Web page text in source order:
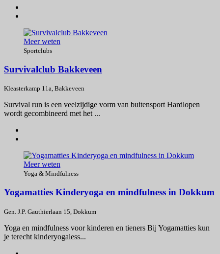
Meer weten
Sportclubs
Survivalclub Bakkeveen
Kleasterkamp 11a, Bakkeveen
Survival run is een veelzijdige vorm van buitensport Hardlopen
wordt gecombineerd met het ...
Meer weten
Yoga & Mindfulness
Yogamatties Kinderyoga en mindfulness in Dokkum
Gen. J.P. Gauthierlaan 15, Dokkum
Yoga en mindfulness voor kinderen en tieners Bij Yogamatties kun
je terecht kinderyogaless...